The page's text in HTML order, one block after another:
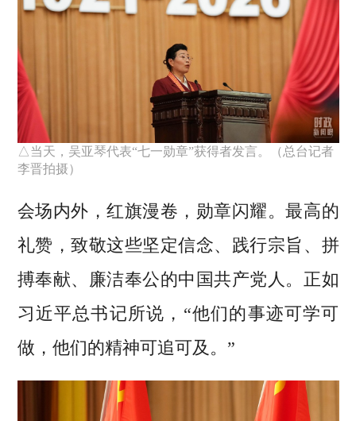
△当天，吴亚琴代表“七一勋章”获得者发言。（总台记者
李晋拍摄）
会场内外，红旗漫卷，勋章闪耀。最高的
礼赞，致敬这些坚定信念、践行宗旨、拼
搏奉献、廉洁奉公的中国共产党人。正如
习近平总书记所说，“他们的事迹可学可
做，他们的精神可追可及。”